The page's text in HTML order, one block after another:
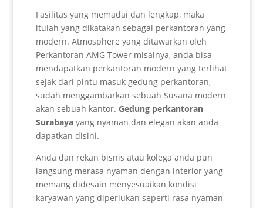
Fasilitas yang memadai dan lengkap, maka
itulah yang dikatakan sebagai perkantoran yang
modern. Atmosphere yang ditawarkan oleh
Perkantoran AMG Tower misalnya, anda bisa
mendapatkan perkantoran modern yang terlihat
sejak dari pintu masuk gedung perkantoran,
sudah menggambarkan sebuah Susana modern
akan sebuah kantor. Gedung perkantoran
Surabaya yang nyaman dan elegan akan anda
dapatkan disini.
Anda dan rekan bisnis atau kolega anda pun
langsung merasa nyaman dengan interior yang
memang didesain menyesuaikan kondisi
karyawan yang diperlukan seperti rasa nyaman